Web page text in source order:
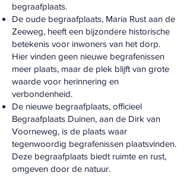
begraafplaats.
De oude begraafplaats, Maria Rust aan de
Zeeweg, heeft een bijzondere historische
betekenis voor inwoners van het dorp.
Hier vinden geen nieuwe begrafenissen
meer plaats, maar de plek blijft van grote
waarde voor herinnering en
verbondenheid.
De nieuwe begraafplaats, officieel
Begraafplaats Duinen, aan de Dirk van
Voorneweg, is de plaats waar
tegenwoordig begrafenissen plaatsvinden.
Deze begraafplaats biedt ruimte en rust,
omgeven door de natuur.